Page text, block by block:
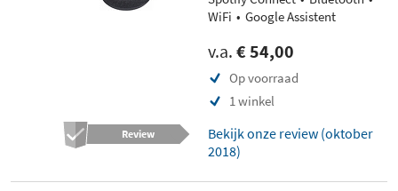
WiFi
Google Assistent
v.a. € 54,00
Op voorraad
1 winkel
Review
Bekijk onze review (oktober
2018)